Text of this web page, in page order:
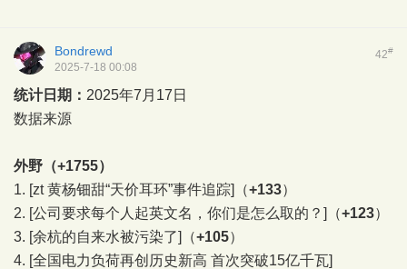
42#
Bondrewd
2025-7-18 00:08
统计日期： 2025年7月17日
数据来源
外野（+1755）
1. [zt 黄杨钿甜“天价耳环”事件追踪] （+133）
2. [公司要求每个人起英文名，你们是怎么取的？] （+123）
3. [余杭的自来水被污染了] （+105）
4. [全国电力负荷再创历史新高 首次突破15亿千瓦]